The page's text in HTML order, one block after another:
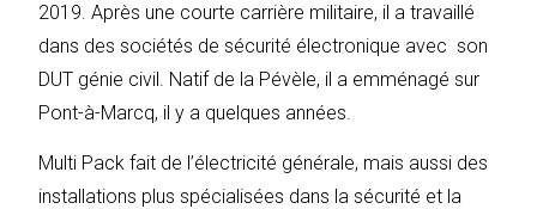
2019. Après une courte carrière militaire, il a travaillé
dans des sociétés de sécurité électronique avec son
DUT génie civil. Natif de la Pévèle, il a emménagé sur
Pont-à-Marcq, il y a quelques années.
Multi Pack fait de l’électricité générale, mais aussi des
installations plus spécialisées dans la sécurité et la